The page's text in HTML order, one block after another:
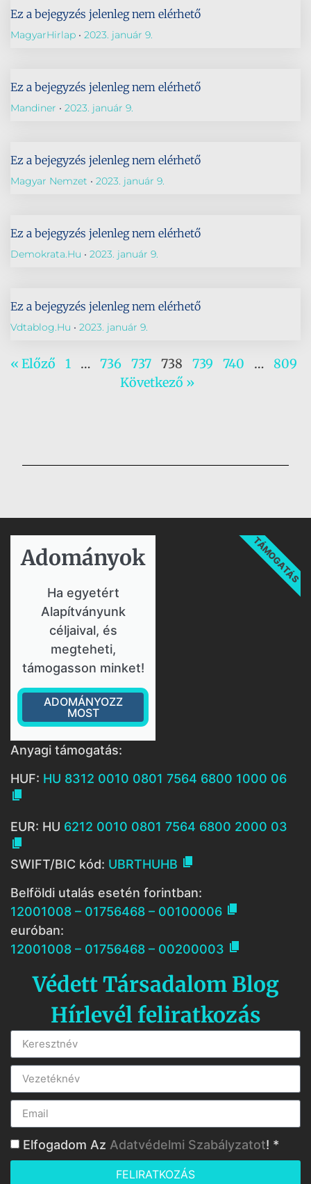
Ez a bejegyzés jelenleg nem elérhető
MagyarHirlap 2023. január 9.
Ez a bejegyzés jelenleg nem elérhető
Mandiner 2023. január 9.
Ez a bejegyzés jelenleg nem elérhető
Magyar Nemzet 2023. január 9.
Ez a bejegyzés jelenleg nem elérhető
Demokrata.hu 2023. január 9.
Ez a bejegyzés jelenleg nem elérhető
Vdtablog.hu 2023. január 9.
« Előző 1 … 736 737 738 739 740 …
809
Következő »
Adományok​
Ha egyetért
Alapítványunk
céljaival, és
megteheti,
támogasson minket!
ADOMÁNYOZZ
MOST
TÁMOGATÁS
Anyagi támogatás:
HUF: HU 8312 0010 0801 7564 6800 1000 06

EUR: HU 6212 0010 0801 7564 6800 2000 03

SWIFT/BIC kód: UBRTHUHB 
Belföldi utalás esetén forintban:
12001008 – 01756468 – 00100006 
euróban:
12001008 – 01756468 – 00200003 
Védett Társadalom Blog
Hírlevél feliratkozás
Elfogadom Az Adatvédelmi Szabályzatot! *
FELIRATKOZÁS